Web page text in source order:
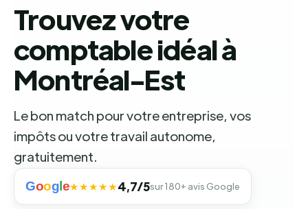
Trouvez votre
comptable idéal à
Montréal-Est
Le bon match pour votre entreprise, vos
impôts ou votre travail autonome,
gratuitement.
Goog e★★★★★4,7/5sur 180+ avis Google